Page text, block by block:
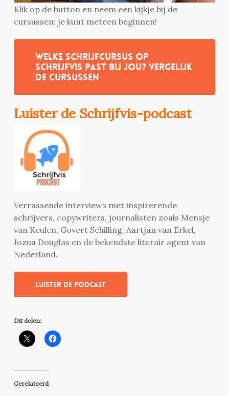
Klik op de button en neem een kijkje bij de
cursussen: je kunt meteen beginnen!
Welke schrijfcursus op
Schrijfvis past bij jou? Vergelijk
de cursussen
Luister de Schrijfvis-podcast
Verrassende interviews met inspirerende
schrijvers, copywriters, journalisten zoals Mensje
van Keulen, Govert Schilling, Aartjan van Erkel,
Jozua Douglas en de bekendste literair agent van
Nederland.
Luister de podcast
Dit delen:
Gerelateerd